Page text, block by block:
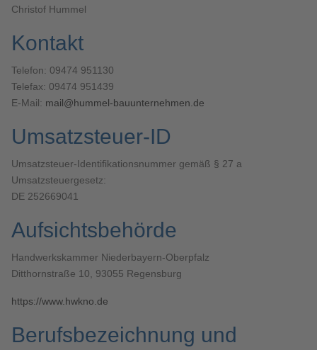
Christof Hummel
Kontakt
Telefon: 09474 951130
Telefax: 09474 951439
E-Mail: mail@hummel-bauunternehmen.de
Umsatzsteuer-ID
Umsatzsteuer-Identifikationsnummer gemäß § 27 a
Umsatzsteuergesetz:
DE 252669041
Aufsichtsbehörde
Handwerkskammer Niederbayern-Oberpfalz
Ditthornstraße 10, 93055 Regensburg
https://www.hwkno.de
Berufsbezeichnung und